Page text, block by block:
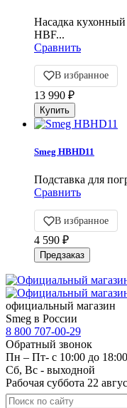
Насадка
HBF...
Сравнить
В избранное
13 990 ₽
Smeg HBHD11
Подставка для
Сравнить
В избранное
4 590 ₽
официальный магазин
Smeg в России
8 800 707-00-29
Обратный звонок
Пн – Пт- с 10:00 до 18:00
Сб, Вс - выходной
Рабочая суббота 22